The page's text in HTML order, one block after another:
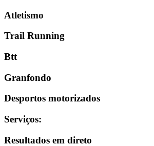
Atletismo
Trail Running
Btt
Granfondo
Desportos motorizados
Serviços:
Resultados em direto